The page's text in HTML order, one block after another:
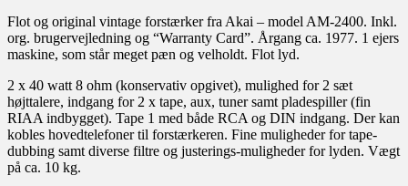
Flot og original vintage forstærker fra Akai – model AM-2400. Inkl.
org. brugervejledning og “Warranty Card”. Årgang ca. 1977. 1 ejers
maskine, som står meget pæn og velholdt. Flot lyd.
2 x 40 watt 8 ohm (konservativ opgivet), mulighed for 2 sæt
højttalere, indgang for 2 x tape, aux, tuner samt pladespiller (fin
RIAA indbygget). Tape 1 med både RCA og DIN indgang. Der kan
kobles hovedtelefoner til forstærkeren. Fine muligheder for tape-
dubbing samt diverse filtre og justerings-muligheder for lyden. Vægt
på ca. 10 kg.